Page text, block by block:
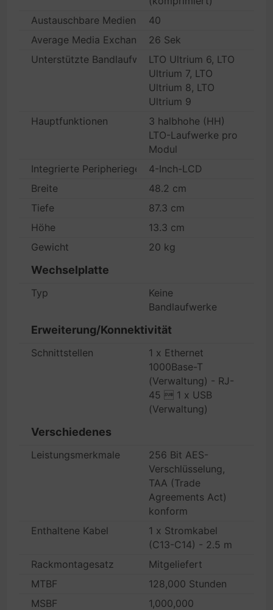
Austauschbare Medien - Kapazität
40
Average Media Exchange Time
26 Sek
Unterstützte BandlaufwerkeLTO Ultrium 6, LTO
Ultrium 7, LTO
Ultrium 8, LTO
Ultrium 9
Hauptfunktionen
3 halbhohe (HH)
LTO-Laufwerke pro
Modul
Integrierte Peripheriegeräte4-Inch-LCD
Breite
48.2 cm
Tiefe
87.3 cm
Höhe
13.3 cm
Gewicht
20 kg
Wechselplatte
Typ
Keine
Bandlaufwerke
Erweiterung/Konnektivität
Schnittstellen
1 x Ethernet
1000Base-T
(Verwaltung) - RJ-
45  1 x USB
(Verwaltung)
Verschiedenes
Leistungsmerkmale
256 Bit AES-
Verschlüsselung,
TAA (Trade
Agreements Act)
konform
Enthaltene Kabel
1 x Stromkabel
(C13-C14) - 2.5 m
Rackmontagesatz
Mitgeliefert
MTBF
128,000 Stunden
MSBF
1,000,000